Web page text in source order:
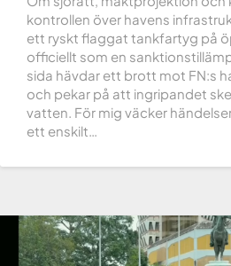
kontrollen över havens
ett ryskt flaggat tankfartyg på
officiellt som en
sida hävdar ett brott mot FN:s
och pekar på att ingripandet
vatten. För mig väcker
ett enskilt…